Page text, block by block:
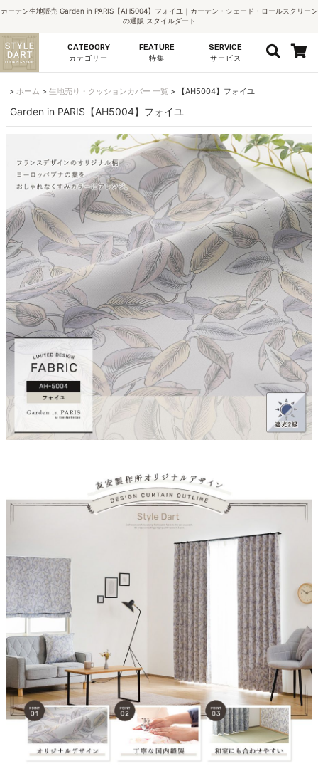
カーテン生地販売 Garden in PARIS【AH5004】フォイユ｜カーテン・シェード・ロールスクリーン
の通販 スタイルダート
CATEGORY
カテゴリー
FEATURE
特集
SERVICE
サービス
ホーム 生地売り・クッションカバー 一覧 【AH5004】フォイユ
Garden in PARIS【AH5004】フォイユ